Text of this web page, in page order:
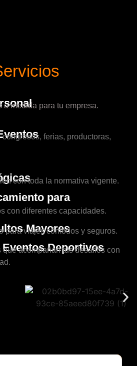
a medida para tu empresa.
ferias, productoras,
con toda la normativa vigente.
para
con diferentes capacidades.
Mayores
para viajes cómodos y seguros.
Deportivos
que acompañan tus desafíos con